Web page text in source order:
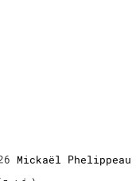
Mickaël Phelippeau